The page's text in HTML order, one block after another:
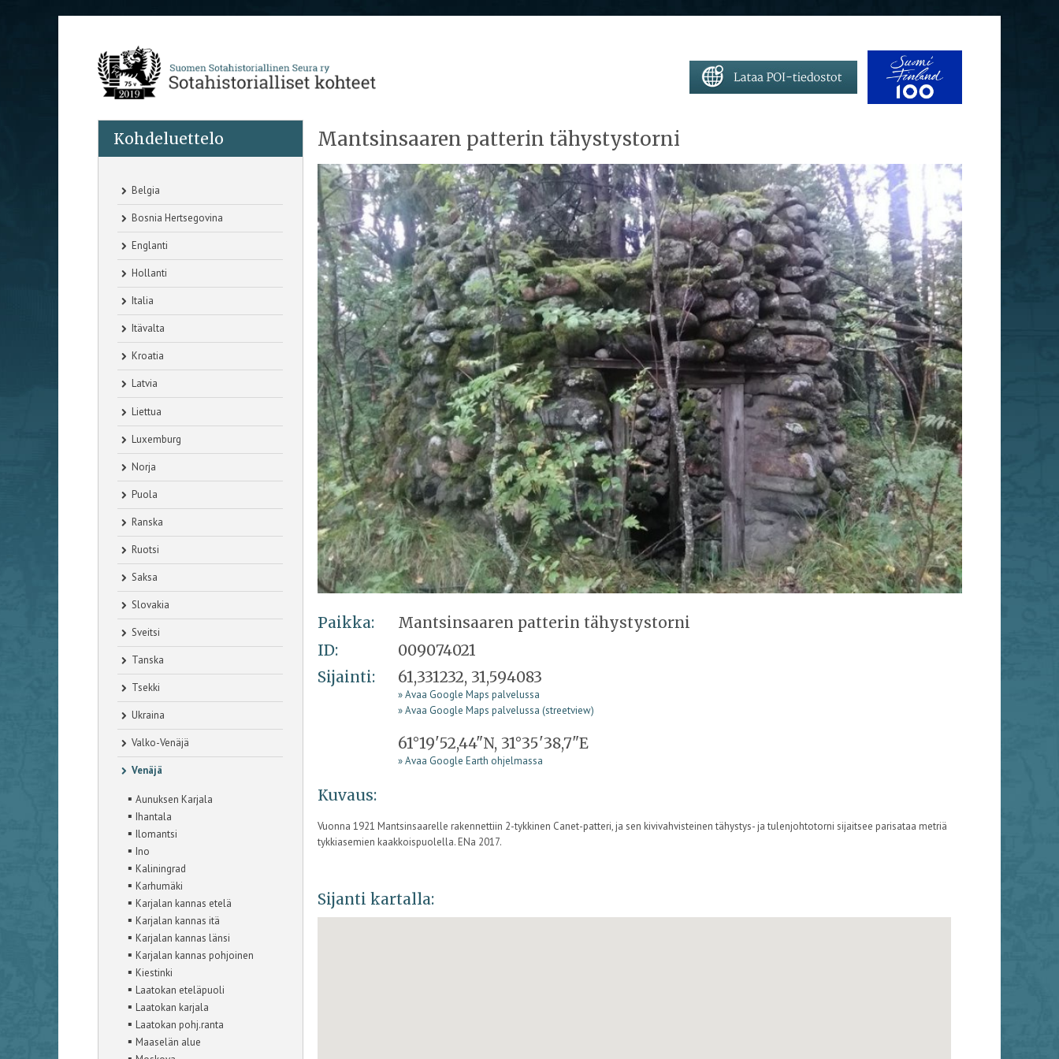
Kohdeluettelo
Belgia
Bosnia Hertsegovina
Englanti
Hollanti
Italia
Itävalta
Kroatia
Latvia
Liettua
Luxemburg
Norja
Puola
Ranska
Ruotsi
Saksa
Slovakia
Sveitsi
Tanska
Tsekki
Ukraina
Valko-Venäjä
Venäjä
▪Aunuksen Karjala
▪ Ihantala
▪ Ilomantsi
▪ Ino
▪ Kaliningrad
▪ Karhumäki
▪ Karjalan kannas etelä
▪ Karjalan kannas itä
▪ Karjalan kannas länsi
▪ Karjalan kannas pohjoinen
▪ Kiestinki
▪ Laatokan eteläpuoli
▪ Laatokan karjala
▪ Laatokan pohj.ranta
▪ Maaselän alue
Mantsinsaaren patterin tähystystorni
Paikka:
Mantsinsaaren patterin tähystystorni
ID:
009074021
Sijainti:
61,331232, 31,594083
» Avaa Google Maps palvelussa
» Avaa Google Maps palvelussa (streetview)
61°19'52,44"N, 31°35'38,7"E
» Avaa Google Earth ohjelmassa
Kuvaus:
Vuonna 1921 Mantsinsaarelle rakennettiin 2-tykkinen Canet-patteri, ja sen kivivahvisteinen tähystys- ja tulenjohtotorni sijaitsee parisataa metriä
tykkiasemien kaakkoispuolella. ENa 2017.
Sijanti kartalla: